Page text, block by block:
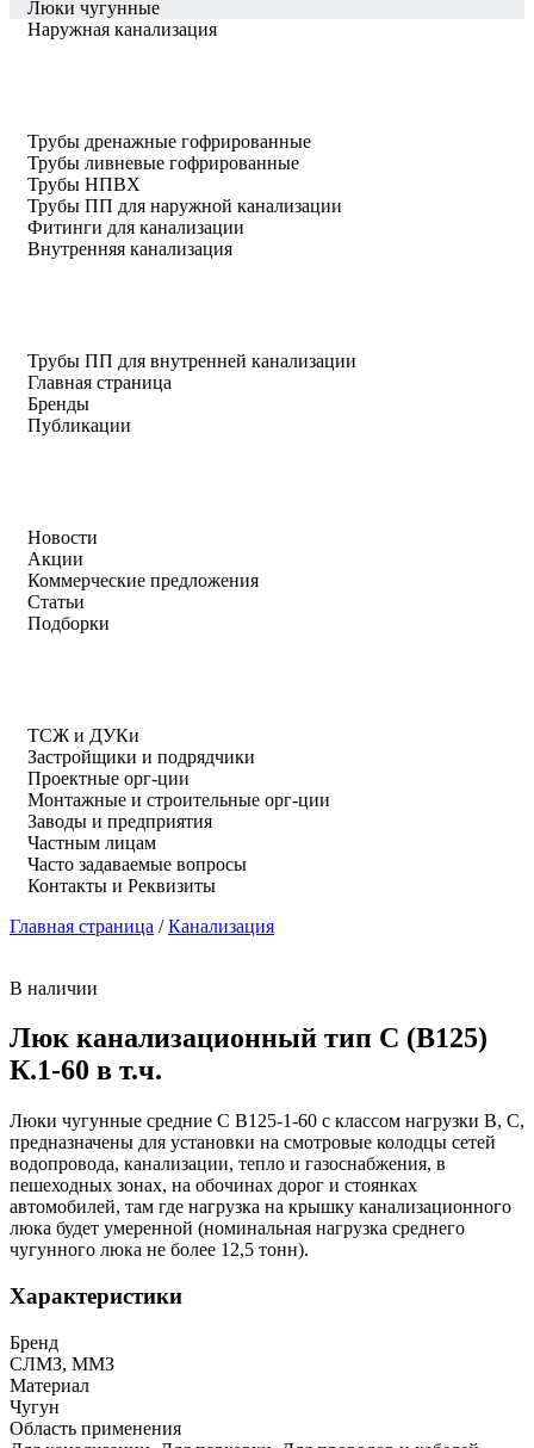
Люки чугунные
Наружная канализация
Трубы дренажные гофрированные
Трубы ливневые гофрированные
Трубы НПВХ
Трубы ПП для наружной канализации
Фитинги для канализации
Внутренняя канализация
Трубы ПП для внутренней канализации
Главная страница
Бренды
Публикации
Новости
Акции
Коммерческие предложения
Статьи
Подборки
ТСЖ и ДУКи
Застройщики и подрядчики
Проектные орг-ции
Монтажные и строительные орг-ции
Заводы и предприятия
Частным лицам
Часто задаваемые вопросы
Контакты и Реквизиты
Главная страница /Канализация
В наличии
Люк канализационный тип С (В125)
К.1-60 в т.ч.
Люки чугунные средние С В125-1-60 с классом нагрузки В, С,
предназначены для установки на смотровые колодцы сетей
водопровода, канализации, тепло и газоснабжения, в
пешеходных зонах, на обочинах дорог и стоянках
автомобилей, там где нагрузка на крышку канализационного
люка будет умеренной (номинальная нагрузка среднего
чугунного люка не более 12,5 тонн).
Характеристики
Бренд
СЛМЗ, ММЗ
Материал
Чугун
Область применения